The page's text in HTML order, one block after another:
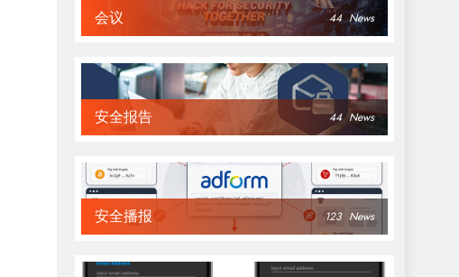
会议 44 News
安全报告 44 News
安全播报 123 News